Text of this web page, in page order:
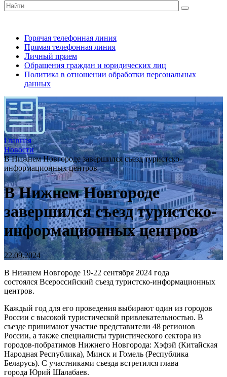
Горячая телефонная линия
Прямая телефонная линия
Личный прием
Обращения граждан и юридических лиц
Политика в отношении обработки персональных
данных
Главная
Новости
В Нижнем Новгороде завершился съезд туристско-
информационных центров
В Нижнем Новгороде
завершился съезд туристско-
информационных центров
22.09.2024
В Нижнем Новгороде 19-22 сентября 2024 года
состоялся Всероссийский съезд туристско-информационных
центров.
Каждый год для его проведения выбирают один из городов
России с высокой туристической привлекательностью. В
съезде принимают участие представители 48 регионов
России, а также специалисты туристического сектора из
городов-побратимов Нижнего Новгорода: Хэфэй (Китайская
Народная Республика), Минск и Гомель (Республика
Беларусь). С участниками съезда встретился глава
города Юрий Шалабаев.